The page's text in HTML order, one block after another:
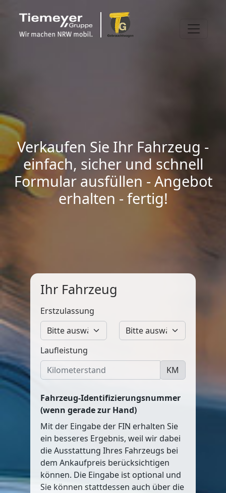
Verkaufen Sie Ihr Fahrzeug -
einfach, sicher und schnell
Formular ausfüllen - Angebot
erhalten - fertig!
Ihr Fahrzeug
Erstzulassung
Laufleistung
KM
Fahrzeug-Identifizierungsnummer
(wenn gerade zur Hand)
Mit der Eingabe der FIN erhalten Sie
ein besseres Ergebnis, weil wir dabei
die Ausstattung Ihres Fahrzeugs bei
dem Ankaufpreis berücksichtigen
können. Die Eingabe ist optional und
Sie können stattdessen auch über die